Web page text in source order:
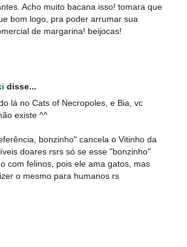
Acho muito bacana isso! tomara que
bom logo, pra poder arrumar sua
de margarina! beijocas!
disse...
lá no Cats of Necropoles, e Bia, vc
existe ^^
bonzinho" cancela o Vitinho da
doares rsrs só se esse "bonzinho"
com felinos, pois ele ama gatos, mas
o mesmo para humanos rs